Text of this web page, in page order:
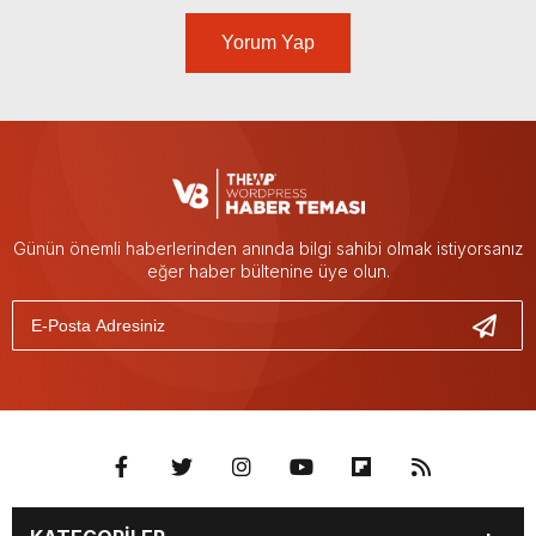
Yorum Yap
Günün önemli haberlerinden anında bilgi sahibi olmak istiyorsanız
eğer haber bültenine üye olun.